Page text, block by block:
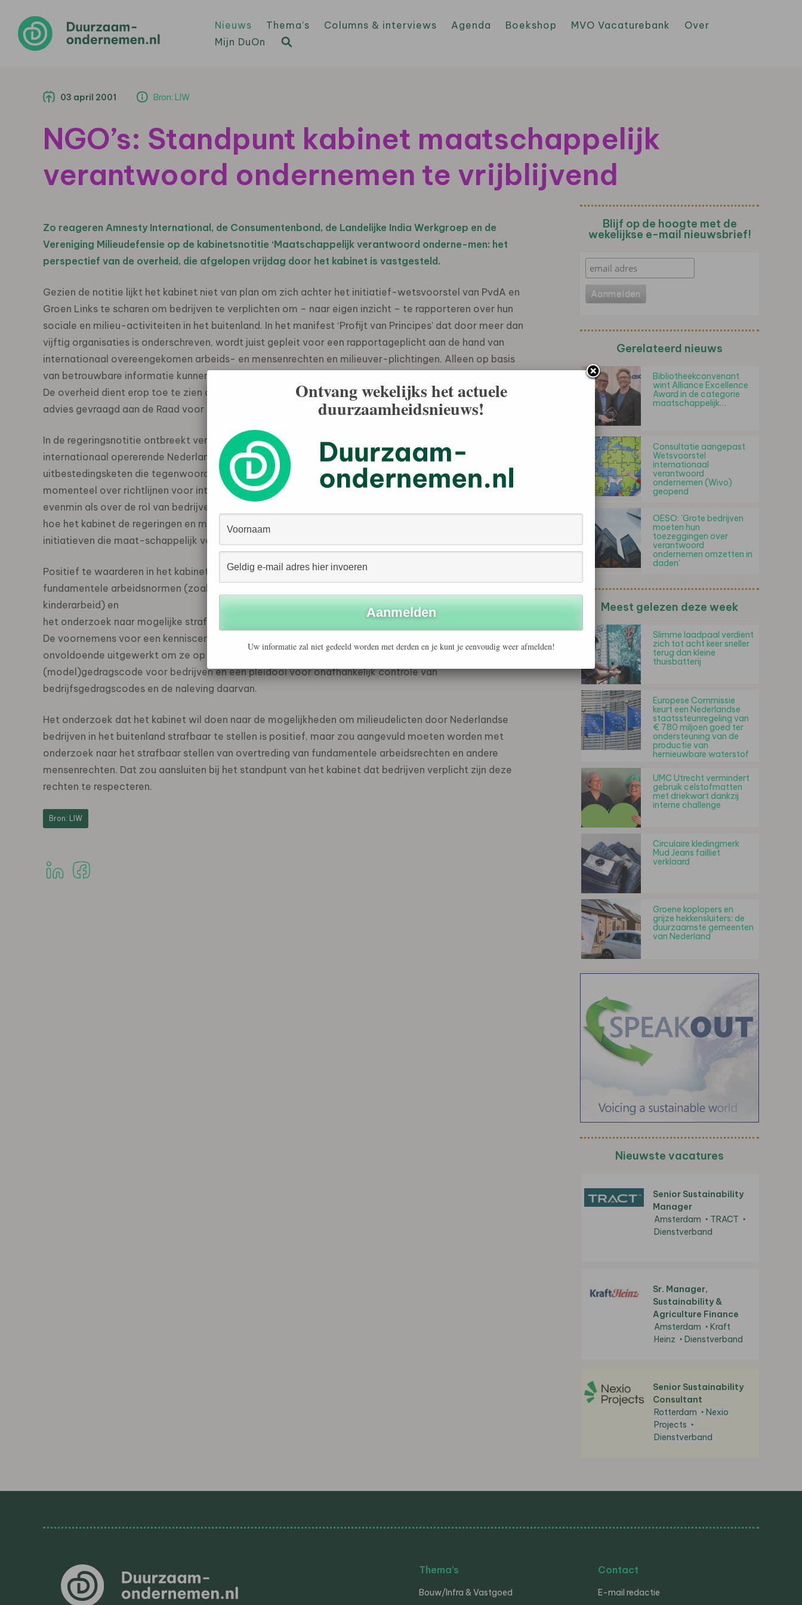
Nieuws Thema’s Columns & interviews Agenda Boekshop MVO Vacaturebank
Over
Mijn DuOn
03 april 2001 Bron: LIW
NGO’s: Standpunt kabinet maatschappelijk
verantwoord ondernemen te vrijblijvend
Zo reageren Amnesty International, de Consumentenbond, de Landelijke India Werkgroep en de
Vereniging Milieudefensie op de kabinetsnotitie ‘Maatschappelijk verantwoord onderne-men: het
perspectief van de overheid, die afgelopen vrijdag door het kabinet is vastgesteld.
Gezien de notitie lijkt het kabinet niet van plan om zich achter het initiatief-wetsvoorstel van PvdA en
Groen Links te scharen om bedrijven te verplichten om – naar eigen inzicht – te rapporteren over hun
sociale en milieu-activiteiten in het buitenland. In het manifest ‘Profijt van Principes’ dat door meer dan
vijftig organisaties is onderschreven, wordt juist gepleit voor een rapportageplicht aan de hand van
internationaal overeengekomen arbeids- en mensenrechten en milieuver-plichtingen. Alleen op basis
van betrouwbare informatie kunnen consumenten bewuste keuzen maken bij de aankoop van producten.
De overheid dient erop toe te zien dat deze informatie beschikbaar is. Het kabinet heeft slechts om
advies gevraagd aan de Raad voor de Jaarverslaglegging.
In de regeringsnotitie ontbreekt verder een lange termijn visie op de verantwoordelijkheid van
internationaal opererende Nederlandse bedrijven voor mens en milieu, met name in de product- en
uitbestedingsketen die tegenwoordig vaak internationaal van aard is. De Verenigde Naties buigen zich
momenteel over richtlijnen voor internationaal opererende bedrijven. Het kabinet zegt daarover niets,
evenmin als over de rol van bedrijven bij de naleving van mensenrechten. Ook blijft absoluut onduidelijk
hoe het kabinet de regeringen en maatschappelijke organisaties in ontwikkelingslanden wil betrekken en
initiatieven die maat-schappelijk verantwoord ondernemen in deze landen bevorderen wil steunen.
Positief te waarderen in het kabinetsstandpunt zijn onder meer de verplichting tot naleving van de
fundamentele arbeidsnormen (zoals vakbondsvrijheid, non- discriminatie van werknemers en geen
kinderarbeid) en
het onderzoek naar mogelijke strafbaarstelling van milieudelicten in het buitenland.
De voornemens voor een kenniscentrum en een verantwoord inkoopbeleid zijn positief maar absoluut
onvoldoende uitgewerkt om ze op hun waarde te kunnen beoordelen. Ook ontbreekt een
(model)gedragscode voor bedrijven en een pleidooi voor onafhankelijk controle van
bedrijfsgedragscodes en de naleving daarvan.
Het onderzoek dat het kabinet wil doen naar de mogelijkheden om milieudelicten door Nederlandse
bedrijven in het buitenland strafbaar te stellen is positief, maar zou aangevuld moeten worden met
onderzoek naar het strafbaar stellen van overtreding van fundamentele arbeidsrechten en andere
mensenrechten. Dat zou aansluiten bij het standpunt van het kabinet dat bedrijven verplicht zijn deze
rechten te respecteren.
Bron: LIW
Blijf op de hoogte met de
wekelijkse e-mail nieuwsbrief!
Gerelateerd nieuws
Bibliotheekconvenant
wint Alliance Excellence
Award in de categorie
maatschappelijk…
Consultatie aangepast
Wetsvoorstel
internationaal
verantwoord
ondernemen (Wivo)
geopend
OESO: 'Grote bedrijven
moeten hun
toezeggingen over
verantwoord
ondernemen omzetten in
daden'
Meest gelezen deze week
Slimme laadpaal verdient
zich tot acht keer sneller
terug dan kleine
thuisbatterij
Europese Commissie
keurt een Nederlandse
staatssteunregeling van
€ 780 miljoen goed ter
ondersteuning van de
productie van
hernieuwbare waterstof
UMC Utrecht vermindert
gebruik celstofmatten
met driekwart dankzij
interne challenge
Circulaire kledingmerk
Mud Jeans failliet
verklaard
Groene koplopers en
grijze hekkensluiters: de
duurzaamste gemeenten
van Nederland
Nieuwste vacatures
Senior Sustainability
Manager
Amsterdam
TRACT
Dienstverband
Sr. Manager,
Sustainability &
Agriculture Finance
Amsterdam
Kraft
Heinz
Dienstverband
Senior Sustainability
Consultant
Rotterdam
Nexio
Projects
Dienstverband
Thema’s
Bouw/Infra & Vastgoed
Contact
E-mail redactie
Ontvang wekelijks het actuele
duurzaamheidsnieuws!
Uw informatie zal niet gedeeld worden met derden en je kunt je eenvoudig weer afmelden!